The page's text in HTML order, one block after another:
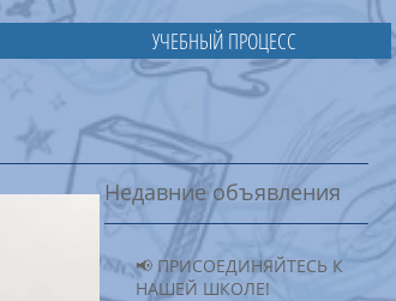
УЧЕБНЫЙ ПРОЦЕСС
Недавние объявления
📢 ПРИСОЕДИНЯЙТЕСЬ К
НАШЕЙ ШКОЛЕ!